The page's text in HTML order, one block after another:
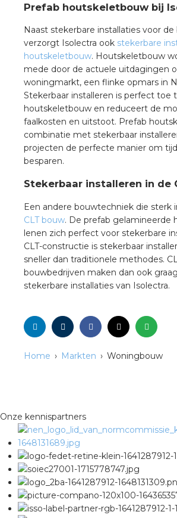
Prefab houtskeletbouw bij
Naast stekerbare installaties voor
verzorgt Isolectra ook stekerbare
houtskeletbouw. Houtskeletbouw
mede door de actuele uitdagingen
woningmarkt, een flinke opmars in
Stekerbaar installeren is perfect toe
houtskeletbouw en reduceert de
faalkosten en uitstoot. Prefab
combinatie met stekerbaar
projecten de perfecte manier om
besparen.
Stekerbaar installeren in de
Een andere bouwtechniek die sterk
CLT bouw. De prefab gelamineerde
lenen zich perfect voor stekerbare
CLT-constructie is stekerbaar
sneller dan traditionele methodes.
bouwbedrijven maken dan ook
stekerbare installaties van Isolectra.
Home Markten Woningbouw
Onze kennispartners